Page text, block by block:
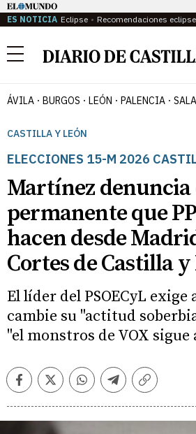
ES NOTICIA Eclipse Recomendaciones eclipse
Menú
ÁVILA BURGOS LEÓN PALENCIA
CASTILLA Y LEÓN
ELECCIONES 15-M 2026
Martínez denuncia
permanente que
hacen desde
Cortes de Castilla y
El líder del PSOECyL exige
cambie su "actitud
"el monstros de VOX sigue
FacebookTwitterWhatsappTelegramCopiar